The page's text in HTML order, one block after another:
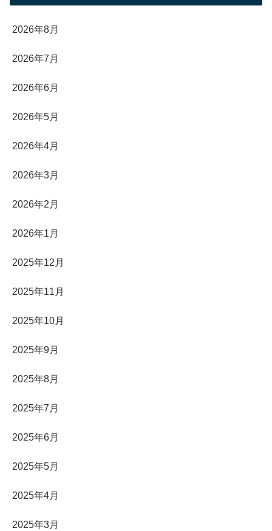
2026年8月
2026年7月
2026年6月
2026年5月
2026年4月
2026年3月
2026年2月
2026年1月
2025年12月
2025年11月
2025年10月
2025年9月
2025年8月
2025年7月
2025年6月
2025年5月
2025年4月
2025年3月